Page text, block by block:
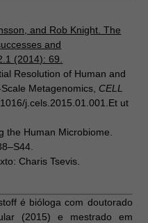
and Rob Knight. The
and
(2014): 69.
Resolution of Human and
Metagenomics, CELL
j.cels.2015.01.001.Et ut
the Human Microbiome.
Charis Tsevis.
é bióloga com doutorado
(2015) e mestrado em